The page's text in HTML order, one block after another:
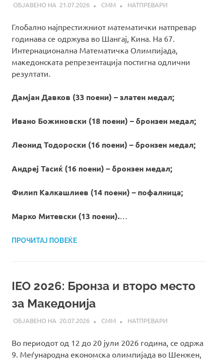
21.07.2026 СММ НАТПРЕВАРИ
Глобално најпрестижниот математички натпревар
годинава се одржува во Шангај, Кина. На 67.
Интернационална Математичка Олимпијада,
македонската репрезентација постигна одлични
резултати.
Дамјан Давков (33 поени) – златен медал;
Ивано Божиновски (18 поени) – бронзен медал;
Леонид Тодороски (16 поени) – бронзен медал;
Андреј Тасиќ (16 поени) – бронзен медал;
Филип Калкашлиев (14 поени) – пофалница;
Марко Митевски (13 поени).…
ПРОЧИТАЈ ПОВЕЌЕ
IEO 2026: Бронза и второ место
за Македонија
20.07.2026 СММ НАТПРЕВАРИ
Во периодот од 12 до 20 јули 2026 година, се одржа
9. Меѓународна економска олимпијада во Шенжен,